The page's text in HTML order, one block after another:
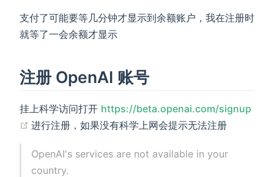
支付了可能要等几分钟才显示到余额账户，我在注册时
就等了一会余额才显示
注册 OpenAI 账号
挂上科学访问打开 https://beta.openai.com/signup
(opens new window)
进行注册，如果没有科学上网会提示无法注册
OpenAI's services are not available in your
country.